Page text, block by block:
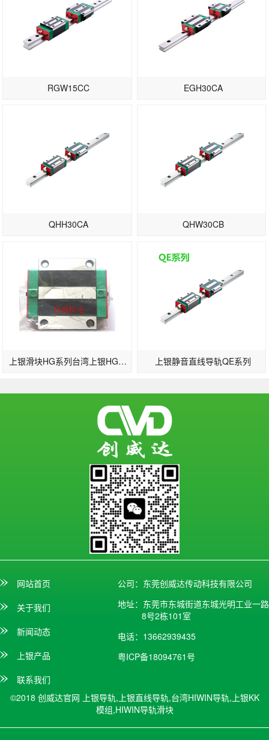
RGW15CC EGH30CA
QHH30CA QHW30CB
上银滑块HG系列台湾上银HGW35CB东莞现货供应 上银静音直线导轨QE系列
网站首页
关于我们
新闻动态
上银产品
联系我们
公司：东莞创威达传动科技有限公司
地址：东莞市东城街道东城光明工业一路
8号2栋101室
电话：13662939435
粤ICP备18094761号
©2018 创威达官网 上银导轨,上银直线导轨,台湾HIWIN导轨,上银KK
模组,HIWIN导轨滑块